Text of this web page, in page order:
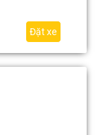
Đặt xe